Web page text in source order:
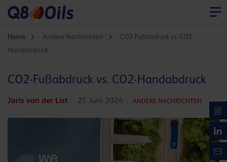
Home Andere Nachrichten
CO2-Fußabdruck vs. CO2-
Handabdruck
CO2-Fußabdruck vs. CO2-Handabdruck
Joris van der List 25 Juni 2024 ANDERE NACHRICHTEN